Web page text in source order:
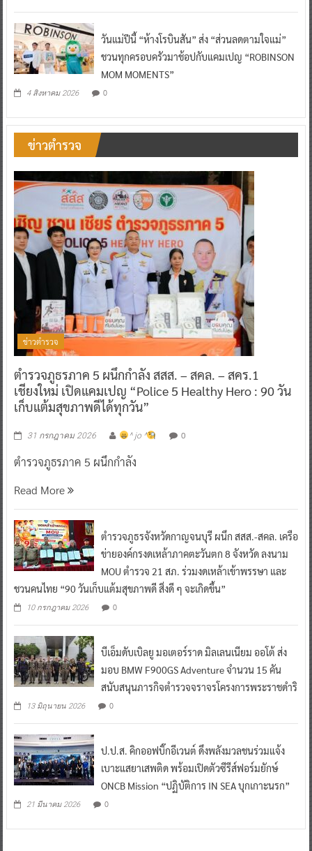
วันแม่ปีนี้ “ห้างโรบินสัน” ส่ง “ส่วนลดตามใจแม่”
ชวนทุกครอบครัวมาช้อปกับแคมเปญ “ROBINSON
MOM MOMENTS”
4 สิงหาคม 2026 0
ข่าวตำรวจ
ข่าวตำรวจ
ตำรวจภูธรภาค 5 ผนึกกำลัง สสส. – สคล. – สคร.1
เชียงใหม่ เปิดแคมเปญ “Police 5 Healthy Hero : 90 วัน
เก็บแต้มสุขภาพดีได้ทุกวัน”
31 กรกฎาคม 2026 ^ jo ^ 0
ตำรวจภูธรภาค 5 ผนึกกำลัง
Read More
ตำรวจภูธรจังหวัดกาญจนบุรี ผนึก สสส.-สคล. เครือ
ข่ายองค์กรงดเหล้าภาคตะวันตก 8 จังหวัด ลงนาม
MOU ตำรวจ 21 สภ. ร่วมงดเหล้าเข้าพรรษา และ
ชวนคนไทย “90 วันเก็บแต้มสุขภาพดี สิ่งดี ๆ จะเกิดขึ้น”
10 กรกฎาคม 2026 0
บีเอ็มดับเบิลยู มอเตอร์ราด มิลเลนเนียม ออโต้ ส่ง
มอบ BMW F900GS Adventure จำนวน 15 คัน
สนับสนุนภารกิจตำรวจจราจรโครงการพระราชดำริ
13 มิถุนายน 2026 0
ป.ป.ส. คิกออฟบิ๊กอีเวนต์ ดึงพลังมวลชนร่วมแจ้ง
เบาะแสยาเสพติด พร้อมเปิดตัวซีรีส์ฟอร์มยักษ์
ONCB Mission “ปฏิบัติการ IN SEA บุกเกาะนรก”
21 มีนาคม 2026 0